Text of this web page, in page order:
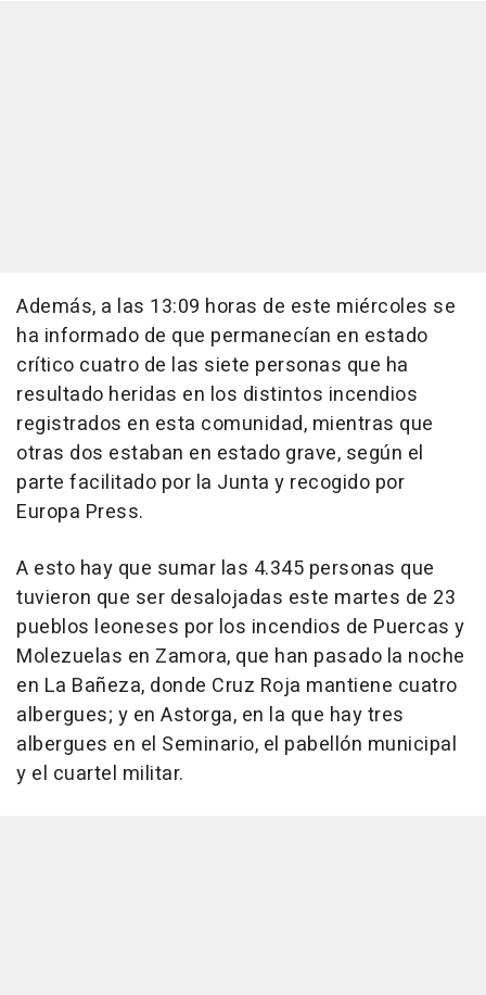
Además, a las 13:09 horas de este miércoles se
ha informado de que permanecían en estado
crítico cuatro de las siete personas que ha
resultado heridas en los distintos incendios
registrados en esta comunidad, mientras que
otras dos estaban en estado grave, según el
parte facilitado por la Junta y recogido por
Europa Press.
A esto hay que sumar las 4.345 personas que
tuvieron que ser desalojadas este martes de 23
pueblos leoneses por los incendios de Puercas y
Molezuelas en Zamora, que han pasado la noche
en La Bañeza, donde Cruz Roja mantiene cuatro
albergues; y en Astorga, en la que hay tres
albergues en el Seminario, el pabellón municipal
y el cuartel militar.